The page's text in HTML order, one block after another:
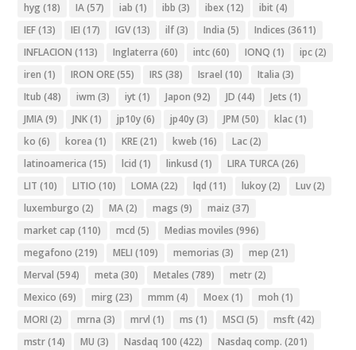
hyg (18) IA(57) iab (1) ibb (3) ibex (12) ibit (4)
IEF(13) IEI (17) IGV(13) ilf(3) India (5) Indices (3611)
INFLACION (113) Inglaterra (60) intc(60) IONQ (1) ipc(2)
iren (1) IRON ORE(55) IRS (38) Israel (10) Italia (3)
Itub (48) iwm (3) iyt (1) Japon (92) JD (44) Jets (1)
JMIA(9) JNK(1) jp10y(6) jp40y(3) JPM (50) klac(1)
ko (6) korea (1) KRE(21) kweb (16) Lac(2)
latinoamerica (15) lcid (1) linkusd (1) LIRA TURCA(26)
LIT (10) LITIO (10) LOMA(22) lqd (11) lukoy(2) Luv(2)
luxemburgo (2) MA(2) mags (9) maiz (37)
market cap (110) mcd (5) Medias moviles (996)
megafono (219) MELI (109) memorias (3) mep (21)
Merval (594) meta (30) Metales (789) metr(2)
Mexico (69) mirg (23) mmm (4) Moex (1) moh (1)
MORI (2) mrna (3) mrvl (1) ms (1) MSCI (5) msft (42)
mstr(14) MU (3) Nasdaq 100 (422) Nasdaq comp. (201)